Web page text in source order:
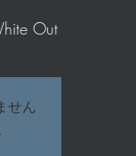
Out
せん